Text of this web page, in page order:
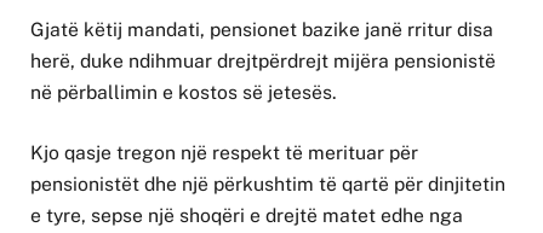
Gjatë këtij mandati, pensionet bazike janë rritur disa
herë, duke ndihmuar drejtpërdrejt mijëra pensionistë
në përballimin e kostos së jetesës.
Kjo qasje tregon një respekt të merituar për
pensionistët dhe një përkushtim të qartë për dinjitetin
e tyre, sepse një shoqëri e drejtë matet edhe nga